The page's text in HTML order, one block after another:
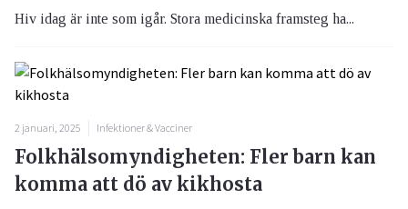
Hiv idag är inte som igår. Stora medicinska framsteg ha...
2 januari, 2025 Infektioner & Vacciner
Folkhälsomyndigheten: Fler barn kan
komma att dö av kikhosta